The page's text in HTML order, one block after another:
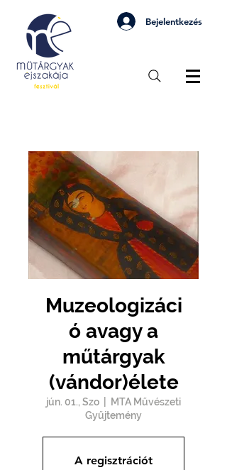
Bejelentkezés
Muzeologizáci
ó avagy a
műtárgyak
(vándor)élete
jún. 01., Szo
MTA Művészeti
Gyűjtemény
A regisztrációt